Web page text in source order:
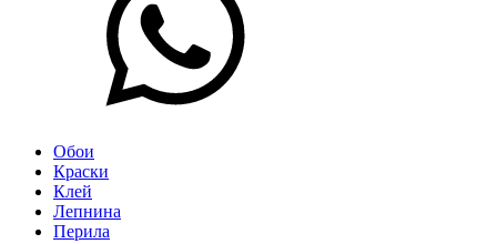
Обои
Краски
Клей
Лепнина
Перила